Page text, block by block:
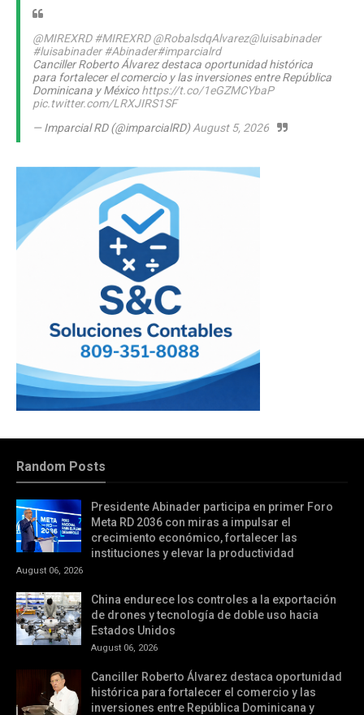
@MIREXRD #MIREXRD @RobalsdqAlvarez@luisabinader
#luisabinader #Abinader#imparcialrd
Canciller Roberto Álvarez destaca oportunidad histórica
para fortalecer el comercio y las inversiones entre República
Dominicana y Méxicohttps://t.co/1eGZMCYbaP
pic.twitter.com/LRXJIRS1SF
— Imparcial RD (@imparcialRD)August 5, 2026
Random Posts
Presidente Abinader participa en primer Foro
Meta RD 2036 con miras a impulsar el
crecimiento económico, fortalecer las
instituciones y elevar la productividad
August 06, 2026
China endurece los controles a la exportación
de drones y tecnología de doble uso hacia
Estados Unidos
August 06, 2026
Canciller Roberto Álvarez destaca oportunidad
histórica para fortalecer el comercio y las
inversiones entre República Dominicana y